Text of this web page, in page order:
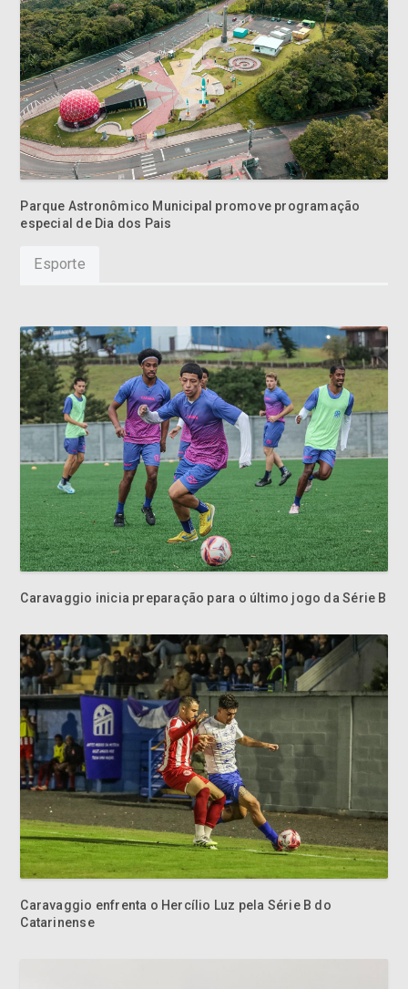
Parque Astronômico Municipal promove programação
especial de Dia dos Pais
Esporte
Caravaggio inicia preparação para o último jogo da Série B
Caravaggio enfrenta o Hercílio Luz pela Série B do
Catarinense